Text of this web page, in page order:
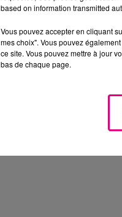
based on information transmitted
Vous pouvez accepter en cliquant
mes choix". Vous pouvez
ce site. Vous pouvez mettre à jour
bas de chaque page.